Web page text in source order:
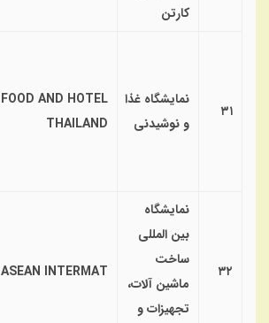
کارتن
۳۱
نمایشگاه غذا
و نوشیدنی
FOOD AND HOTEL
THAILAND
۳۲
نمایشگاه
بین المللی
ساخت
ماشین آلات،
تجهیزات و
ASEAN INTERMAT